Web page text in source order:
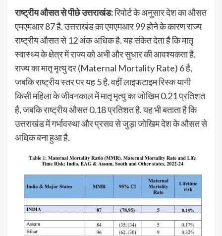
राष्ट्रीय औसत से पीछे उत्तराखंड:रिपोर्ट के अनुसार देश का औसत
एमएमआर 87 है. उत्तराखंड का एमएमआर 99 होने के कारण राज्य
राष्ट्रीय औसत से 12 अंक अधिक है. यह संकेत देता है कि मातृ
स्वास्थ्य के क्षेत्र में राज्य को अभी और सुधार की आवश्यकता है.
राज्य का मातृ मृत्यु दर (Maternal Mortality Rate) 6 है,
जबकि राष्ट्रीय स्तर पर यह 5 है. वहीं लाइफटाइम रिस्क यानी
किसी महिला के जीवनकाल में मातृ मृत्यु का जोखिम 0.21 प्रतिशत
है, जबकि राष्ट्रीय औसत 0.18 प्रतिशत है. यह भी बताता है कि
उत्तराखंड में गर्भावस्था और प्रसव से जुड़ा जोखिम देश के औसत से
अधिक बना हुआ है.